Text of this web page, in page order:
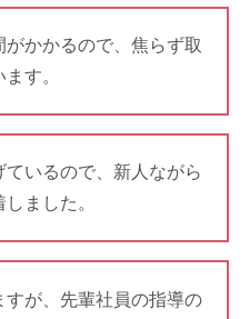
かかるので、焦らず取
す。
ているので、新人ながら
ました。
すが、先輩社員の指導の